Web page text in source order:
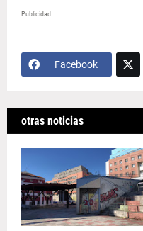
Publicidad
Facebook
otras noticias